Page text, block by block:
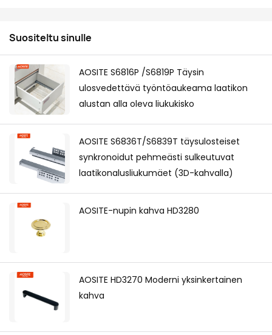
Suositeltu sinulle
AOSITE S6816P /S6819P Täysin
ulosvedettävä työntöaukeama laatikon
alustan alla oleva liukukisko
AOSITE S6836T/S6839T täysulosteiset
synkronoidut pehmeästi sulkeutuvat
laatikonalusliukumäet (3D-kahvalla)
AOSITE-nupin kahva HD3280
AOSITE HD3270 Moderni yksinkertainen
kahva